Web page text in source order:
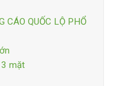
CÁO QUỐC LỘ PHỔ
3 mặt